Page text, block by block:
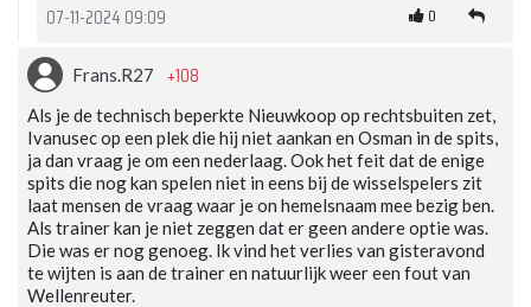
07-11-2024 09:09 0
Frans.R27 +108
Als je de technisch beperkte Nieuwkoop op rechtsbuiten zet,
Ivanusec op een plek die hij niet aankan en Osman in de spits,
ja dan vraag je om een nederlaag. Ook het feit dat de enige
spits die nog kan spelen niet in eens bij de wisselspelers zit
laat mensen de vraag waar je on hemelsnaam mee bezig ben.
Als trainer kan je niet zeggen dat er geen andere optie was.
Die was er nog genoeg. Ik vind het verlies van gisteravond
te wijten is aan de trainer en natuurlijk weer een fout van
Wellenreuter.